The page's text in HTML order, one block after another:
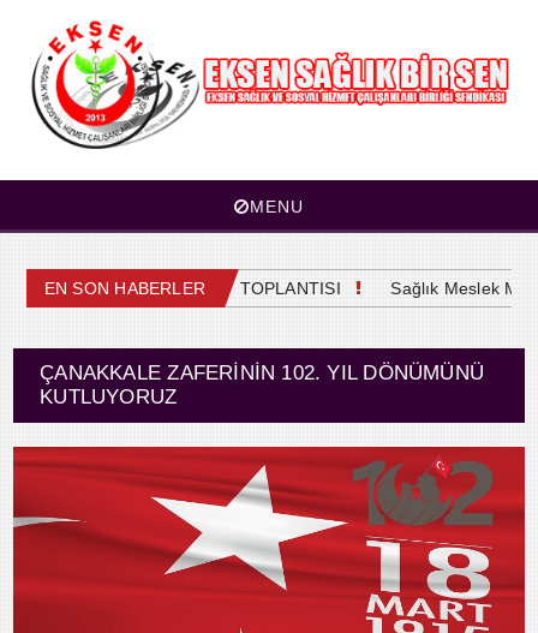
MENU
EN SON HABERLER
OLAĞAN GENEL KURUL TOPLANTISI Sağlık Meslek
ÇANAKKALE ZAFERININ 102. YIL DÖNÜMÜNÜ
KUTLUYORUZ